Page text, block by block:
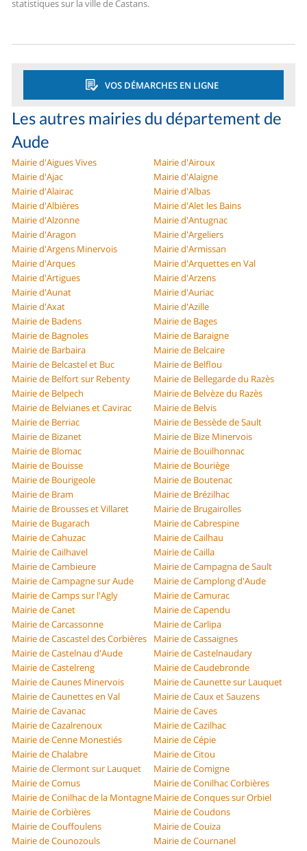
statistiques sur la ville de Castans.
VOS DÉMARCHES EN LIGNE
Les autres mairies du département de
Aude
Mairie d'Aigues Vives
Mairie d'Airoux
Mairie d'Ajac
Mairie d'Alaigne
Mairie d'Alairac
Mairie d'Albas
Mairie d'Albières
Mairie d'Alet les Bains
Mairie d'Alzonne
Mairie d'Antugnac
Mairie d'Aragon
Mairie d'Argeliers
Mairie d'Argens Minervois
Mairie d'Armissan
Mairie d'Arques
Mairie d'Arquettes en Val
Mairie d'Artigues
Mairie d'Arzens
Mairie d'Aunat
Mairie d'Auriac
Mairie d'Axat
Mairie d'Azille
Mairie de Badens
Mairie de Bages
Mairie de Bagnoles
Mairie de Baraigne
Mairie de Barbaira
Mairie de Belcaire
Mairie de Belcastel et Buc
Mairie de Belflou
Mairie de Belfort sur Rebenty
Mairie de Bellegarde du Razès
Mairie de Belpech
Mairie de Belvèze du Razès
Mairie de Belvianes et Cavirac
Mairie de Belvis
Mairie de Berriac
Mairie de Bessède de Sault
Mairie de Bizanet
Mairie de Bize Minervois
Mairie de Blomac
Mairie de Bouilhonnac
Mairie de Bouisse
Mairie de Bouriège
Mairie de Bourigeole
Mairie de Boutenac
Mairie de Bram
Mairie de Brézilhac
Mairie de Brousses et Villaret
Mairie de Brugairolles
Mairie de Bugarach
Mairie de Cabrespine
Mairie de Cahuzac
Mairie de Cailhau
Mairie de Cailhavel
Mairie de Cailla
Mairie de Cambieure
Mairie de Campagna de Sault
Mairie de Campagne sur Aude
Mairie de Camplong d'Aude
Mairie de Camps sur l'Agly
Mairie de Camurac
Mairie de Canet
Mairie de Capendu
Mairie de Carcassonne
Mairie de Carlipa
Mairie de Cascastel des Corbières
Mairie de Cassaignes
Mairie de Castelnau d'Aude
Mairie de Castelnaudary
Mairie de Castelreng
Mairie de Caudebronde
Mairie de Caunes Minervois
Mairie de Caunette sur Lauquet
Mairie de Caunettes en Val
Mairie de Caux et Sauzens
Mairie de Cavanac
Mairie de Caves
Mairie de Cazalrenoux
Mairie de Cazilhac
Mairie de Cenne Monestiés
Mairie de Cépie
Mairie de Chalabre
Mairie de Citou
Mairie de Clermont sur Lauquet
Mairie de Comigne
Mairie de Comus
Mairie de Conilhac Corbières
Mairie de Conilhac de la MontagneMairie de Conques sur Orbiel
Mairie de Corbières
Mairie de Coudons
Mairie de Couffoulens
Mairie de Couiza
Mairie de Counozouls
Mairie de Cournanel